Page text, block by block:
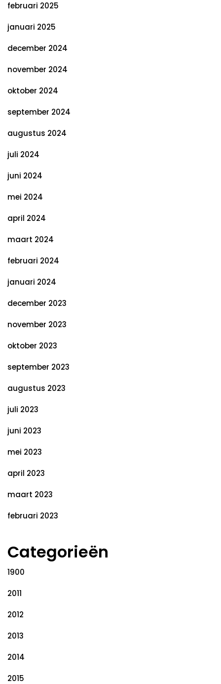
februari 2025
januari 2025
december 2024
november 2024
oktober 2024
september 2024
augustus 2024
juli 2024
juni 2024
mei 2024
april 2024
maart 2024
februari 2024
januari 2024
december 2023
november 2023
oktober 2023
september 2023
augustus 2023
juli 2023
juni 2023
mei 2023
april 2023
maart 2023
februari 2023
Categorieën
1900
2011
2012
2013
2014
2015